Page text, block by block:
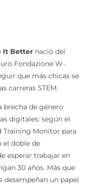
It Better nació del
Fondazione W-
que más chicas se
carreras STEM.
brecha de género
digitales: según el
Training Monitor para
el doble de
esperar trabajar en
30 años. Más que
desempeñan un papel